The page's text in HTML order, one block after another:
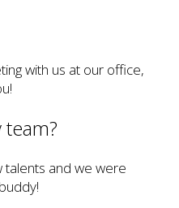
with us at our office,
talents and we were